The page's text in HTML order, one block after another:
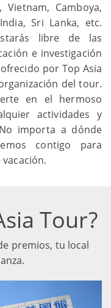
Camboya,
Sri Lanka, etc.
libre de las
e investigación
por Top Asia
del tour.
en el hermoso
actividades y
importa a dónde
contigo para
Tour?
premios, tu local